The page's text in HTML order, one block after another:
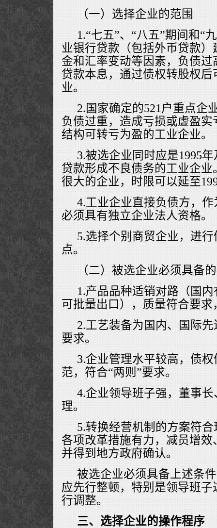
（一）选择企业的范围
1.“七五”、“八五”期间和“
业银行贷款（包括外币贷款
金和汇率变动等因素，负债
贷款本息，通过债权转股权
业。
2.国家确定的521户重点企
负债过重，造成亏损或虚盈
结构可转亏为盈的工业企业。
3.被选企业同时应是1995
贷款形成不良债务的工业企
很大的企业，时限可以延至
4.工业企业直接负债方，
必须具有独立企业法人资格。
5.选择个别商贸企业，进
点。
（二）被选企业必须具备
1.产品品种适销对路（国
可批量出口），质量符合要
2.工艺装备为国内、国际
要求。
3.企业管理水平较高，债
范，符合“两则”要求。
4.企业领导班子强，董事
理。
5.转换经营机制的方案符
各项改革措施有力，减员增
并得到地方政府确认。
被选企业必须具备上述条
应先行整顿，特别是领导班
行调整。
三、选择企业的操作程序